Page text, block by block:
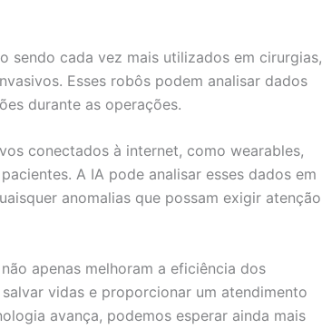
sendo cada vez mais utilizados em cirurgias,
Esses robôs podem analisar dados
durante as operações.
conectados à internet, como wearables,
A IA pode analisar esses dados em
anomalias que possam exigir atenção
apenas melhoram a eficiência dos
vidas e proporcionar um atendimento
avança, podemos esperar ainda mais